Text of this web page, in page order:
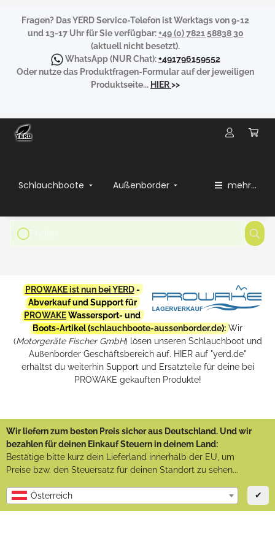
Fragen? Das YERD Service-Telefon ist Werktags von 9-12
und 13-17 Uhr für Sie verfügbar:+49 (0) 7821 58838 30
(aktuell nicht besetzt).
WhatsApp(NUR Chat):+491796159552
Oder nutze das Produktfragen-Formular auf der jeweiligen
Produktseite... HIER>>
Schlauchboote Außenborder mehr...
PROWAKE ist nun bei YERD-
Abverkauf und Support für
PROWAKEWassersport- und
Boots-Artikel (schlauchboote-aussenborder.de): Wir
(Motorgeräte Fischer GmbH) lösen unseren Schlauchboot und
Außenborder Geschäftsbereich auf. HIER auf "yerd.de"
erhältst du weiterhin Support und Ersatzteile für deine bei
PROWAKE gekauften Produkte!
Wir liefern zum besten Preis sicher aus Deutschland. Und wir
bezahlen für deinen Einkauf Steuern in deinem Land:
Bestätige bitte kurz dein Lieferland innerhalb der EU, um
Preise bzw. den Steuersatz für deinen Standort zu sehen...
Österreich ✔